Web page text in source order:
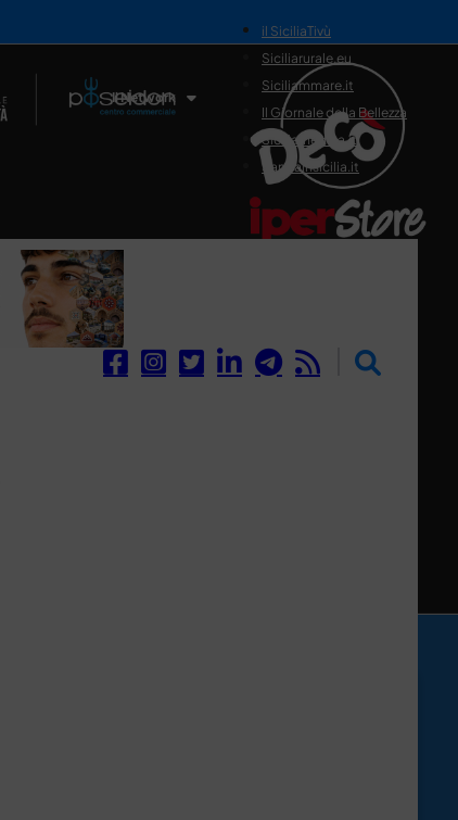
Il Network
il SiciliaTivù
Siciliarurale.eu
Siciliammare.it
Il Giornale della Bellezza
Siciliamedica.it
Sanitainsicilia.it